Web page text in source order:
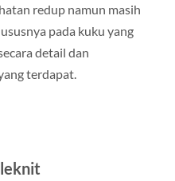
redup namun masih
pada kuku yang
detail dan
terdapat.